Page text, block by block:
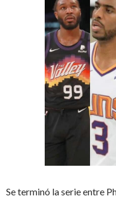
Se terminó la serie entre